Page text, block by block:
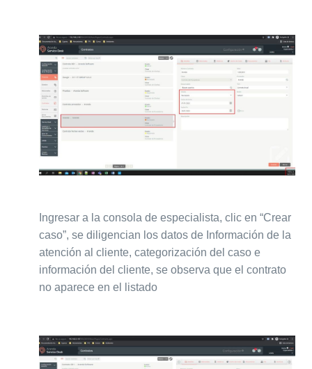
Ingresar a la consola de especialista, clic en “Crear
caso”, se diligencian los datos de Información de la
atención al cliente, categorización del caso e
información del cliente, se observa que el contrato
no aparece en el listado